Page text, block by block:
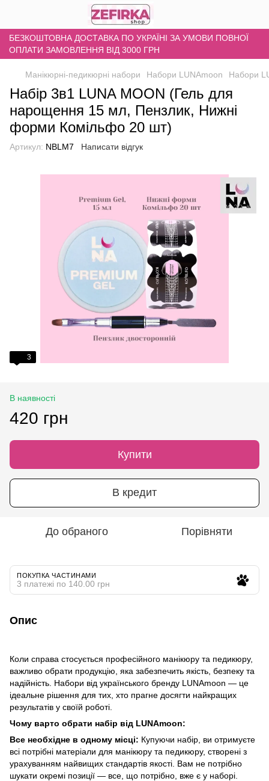
БЕЗКОШТОВНА ДОСТАВКА ПО УКРАЇНІ ЗА УМОВИ ПОВНОЇ
ОПЛАТИ ЗАМОВЛЕННЯ ВІД 3000 ГРН
Манікюрні-педикюрні набори Набори LUNAmoon Набори
Набір 3в1 LUNA MOON (Гель для
нарощення 15 мл, Пензлик, Нижні
форми Комільфо 20 шт)
Артикул: NBLM7 Написати відгук
3
В наявності
420 грн
Купити
В кредит
До обраного Порівняти
ПОКУПКА ЧАСТИНАМИ
3 платежі по 140.00 грн
Опис
Коли справа стосується професійного манікюру та педикюру,
важливо обрати продукцію, яка забезпечить якість, безпеку та
надійність. Набори від українського бренду LUNAmoon — це
ідеальне рішення для тих, хто прагне досягти найкращих
результатів у своїй роботі.
Чому варто обрати набір від LUNAmoon:
Все необхідне в одному місці: Купуючи набір, ви отримуєте
всі потрібні матеріали для манікюру та педикюру, створені з
урахуванням найвищих стандартів якості. Вам не потрібно
шукати окремі позиції — все, що потрібно, вже є у наборі.